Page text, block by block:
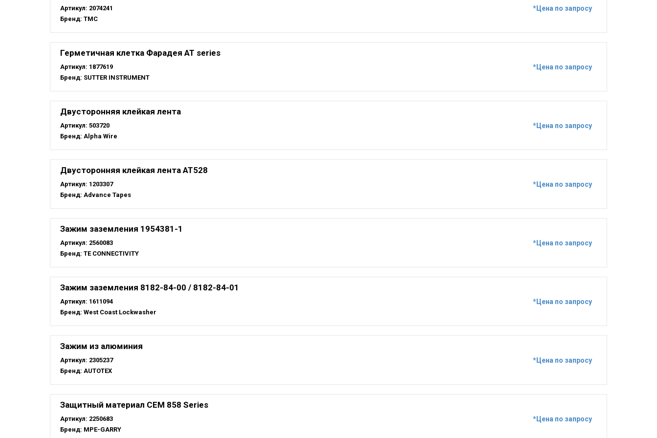
Артикул: 2074241
Бренд: TMC
*Цена по запросу
Герметичная клетка Фарадея AT series
Артикул: 1877619
Бренд: SUTTER INSTRUMENT
*Цена по запросу
Двусторонняя клейкая лента
Артикул: 503720
Бренд: Alpha Wire
*Цена по запросу
Двусторонняя клейкая лента AT528
Артикул: 1203307
Бренд: Advance Tapes
*Цена по запросу
Зажим заземления 1954381-1
Артикул: 2560083
Бренд: TE CONNECTIVITY
*Цена по запросу
Зажим заземления 8182-84-00 / 8182-84-01
Артикул: 1611094
Бренд: West Coast Lockwasher
*Цена по запросу
Зажим из алюминия
Артикул: 2305237
Бренд: AUTOTEX
*Цена по запросу
Защитный материал CEM 858 Series
Артикул: 2250683
Бренд: MPE-GARRY
*Цена по запросу